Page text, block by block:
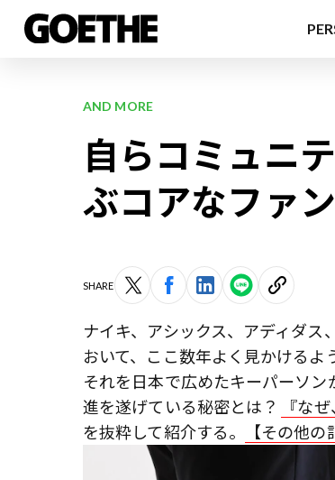
AND MORE
自らコミュニ
ぶコアなファ
SHARE
ナイキ、アシックス、アディダ
おいて、ここ数年よく見かけるよ
それを日本で広めたキーパーソ
進を遂げている秘密とは？
『な
を抜粋して紹介する。
【その他の